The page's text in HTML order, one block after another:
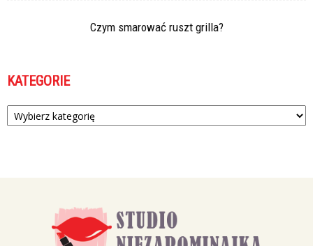
Czym smarować ruszt grilla?
KATEGORIE
Kategorie